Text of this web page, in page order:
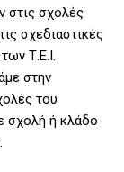
στις σχολές
σχεδιαστικές
Τ.Ε.Ι.
στην
του
σχολή ή κλάδο